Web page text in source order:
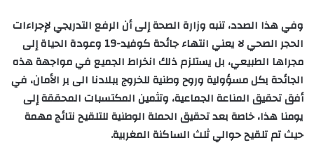
وفي هذا الصدد، تنبه وزارة الصحة إلى أن الرفع التدريجي لإجراءات
الحجر الصحي لا يعني انتهاء جائحة كوفيد-19 وعودة الحياة إلى
مجراها الطبيعي، بل يستلزم ذلك انخراط الجميع في مواجهة هذه
الجائحة بكل مسؤولية وروح وطنية للخروج ببلادنا الى بر الأمان، في
أفق تحقيق المناعة الجماعية، وتثمين المكتسبات المحققة إلى
يومنا هذا، خاصة بعد تحقيق الحملة الوطنية للتلقيح نتائج مهمة
حيث تم تلقيح حوالي ثلث الساكنة المغربية.